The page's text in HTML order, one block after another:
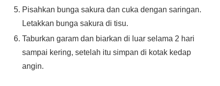
Pisahkan bunga sakura dan cuka dengan saringan.
Letakkan bunga sakura di tisu.
Taburkan garam dan biarkan di luar selama 2 hari
sampai kering, setelah itu simpan di kotak kedap
angin.